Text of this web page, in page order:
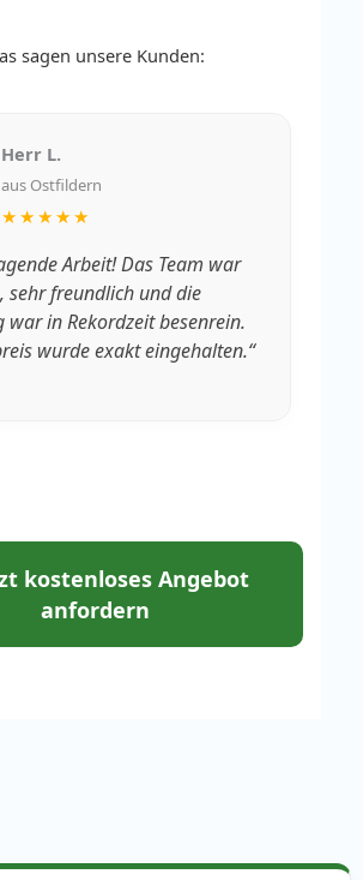
sagen unsere Kunden:
Herr L.
aus Ostfildern
★★★★★
Arbeit! Das Team war
sehr freundlich und die
war in Rekordzeit besenrein.
wurde exakt eingehalten.“
kostenloses Angebot
anfordern